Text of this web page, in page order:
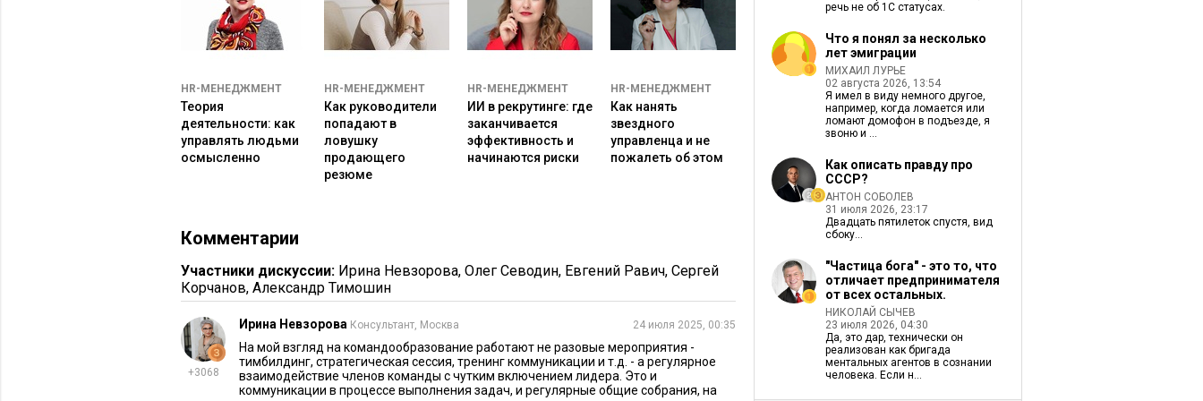
Ожидать, что стратегическая сессия «вдохновит», если в коллективе сильное
напряжение.
Не готовить участников, особенно к сессии: без вовлеченности результат будет
Чтобы выбрать подходящий формат, необходимо:
Поговорить с командой: что они чувствуют, чего не хватает.
Провести экспресс-диагностику: опрос или короткое интервью с 3-5 ключевыми
восстановить доверие?
Комбинировать. Иногда один день сессии + два часа тимбилдинга дают лучший
эффект, чем два дня только стратсессии.
Простой чек-лист для проверки выбора формата:
Если в фокусе внимания эмоциональное сплочение, доверие, отдых, перезагрузка, то
HR-МЕНЕДЖМЕНТ
Теория
деятельности: как
управлять людьми
осмысленно
HR-МЕНЕДЖМЕНТ
Как руководители
попадают в
ловушку
продающего
резюме
HR-МЕНЕДЖМЕНТ
ИИ в рекрутинге: где
заканчивается
эффективность и
начинаются риски
HR-МЕНЕДЖМЕНТ
Как нанять
звездного
управленца и не
пожалеть об этом
Комментарии
Участники дискуссии: Ирина Невзорова, Олег Севодин, Евгений Равич, Сергей
Корчанов, Александр Тимошин
+3068
Ирина Невзорова Консультант, Москва 24 июля 2025, 00:35
На мой взгляд на командообразование работают не разовые мероприятия -
тимбилдинг, стратегическая сессия, тренинг коммуникации и т.д. - а регулярное
взаимодействие членов команды с чутким включением лидера. Это и
коммуникации в процессе выполнения задач, и регулярные общие собрания, на
речь не об 1С статусах.
Что я понял за несколько
лет эмиграции
МИХАИЛ ЛУРЬЕ
02 августа 2026, 13:54
Я имел в виду немного другое,
например, когда ломается или
ломают домофон в подъезде, я
звоню и ...
Как описать правду про
СССР?
АНТОН СОБОЛЕВ
31 июля 2026, 23:17
Двадцать пятилеток спустя, вид
сбоку...
"Частица бога" - это то, что
отличает предпринимателя
от всех остальных.
НИКОЛАЙ СЫЧЕВ
23 июля 2026, 04:30
Да, это дар, технически он
реализован как бригада
ментальных агентов в сознании
человека. Если н...